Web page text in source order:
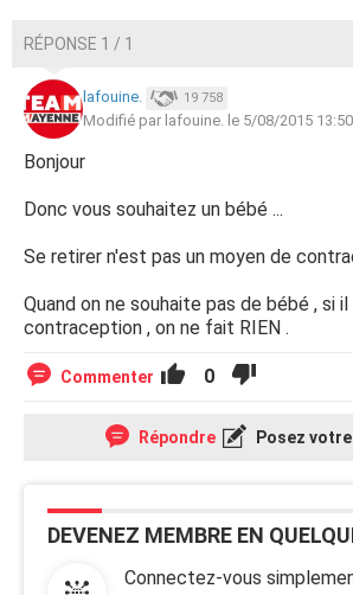
RÉPONSE 1 / 1
lafouine. 19 758
Modifié par lafouine. le 5/08/2015 13:50
Bonjour
Donc vous souhaitez un bébé ...
Se retirer n'est pas un moyen de
Quand on ne souhaite pas de bébé , si il
contraception , on ne fait RIEN .
Commenter 0
Répondre Posez
DEVENEZ MEMBRE EN
Connectez-vous